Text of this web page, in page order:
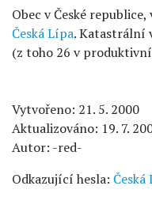
Obec v České republice,
Česká Lípa. Katastrální
(z toho 26 v
Vytvořeno: 21. 5. 2000
Aktualizováno: 19. 7.
Autor: -red-
Odkazující hesla: Česká